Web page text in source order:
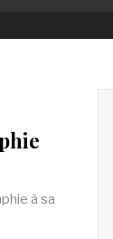
à sa